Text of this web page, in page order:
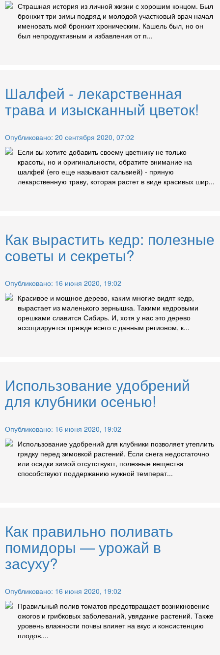
Страшная история из личной жизни с хорошим концом. Был
бронхит три зимы подряд и молодой участковый врач начал
именовать мой бронхит хроническим. Кашель был, но он
был непродуктивным и избавления от п...
Шалфей - лекарственная
трава и изысканный цветок!
Опубликовано: 20 сентября 2020, 07:02
Если вы хотите добавить своему цветнику не только
красоты, но и оригинальности, обратите внимание на
шалфей (его еще называют сальвией) - пряную
лекарственную траву, которая растет в виде красивых шир...
Как вырастить кедр: полезные
советы и секреты?
Опубликовано: 16 июня 2020, 19:02
Красивое и мощное дерево, каким многие видят кедр,
вырастает из маленького зернышка. Такими кедровыми
орешками славится Сибирь. И, хотя у нас это дерево
ассоциируется прежде всего с данным регионом, к...
Использование удобрений
для клубники осенью!
Опубликовано: 16 июня 2020, 19:02
Использование удобрений для клубники позволяет утеплить
грядку перед зимовкой растений. Если снега недостаточно
или осадки зимой отсутствуют, полезные вещества
способствуют поддержанию нужной температ...
Как правильно поливать
помидоры — урожай в
засуху?
Опубликовано: 16 июня 2020, 19:02
Правильный полив томатов предотвращает возникновение
ожогов и грибковых заболеваний, увядание растений. Также
уровень влажности почвы влияет на вкус и консистенцию
плодов....